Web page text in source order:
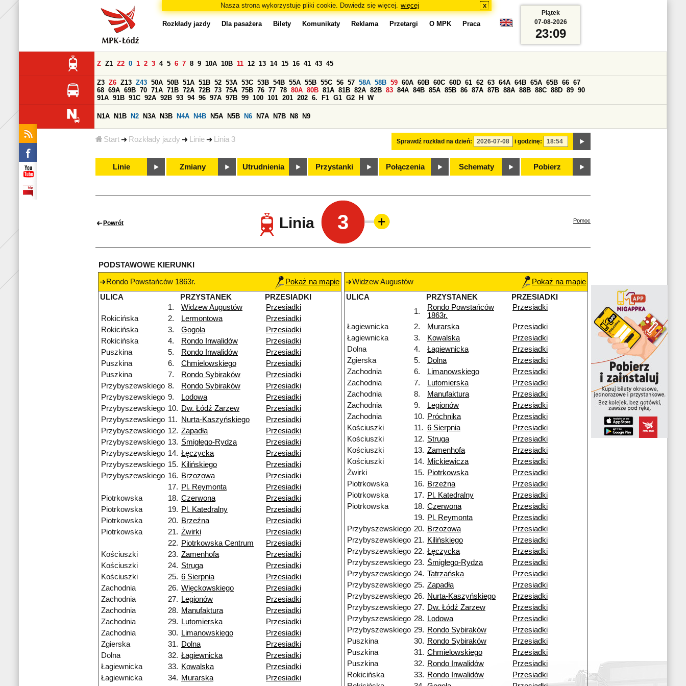
Nasza strona wykorzystuje pliki cookie. Dowiedz się więcej. więcej x
Start Rozkłady jazdy Linie Linia 3
Rozkłady jazdy Dla pasażera Bilety Komunikaty Reklama Przetargi O MPK Praca
Sprawdź rozkład na dzień: i godzinę:
Z Z1 Z2 0 1 2 3 4 5 6 7 8 9 10A 10B 11 12 13 14 15 16 41 43 45
Z3 Z6 Z13 Z43 50A 50B 51A 51B 52 53A 53C 53B 54B 55A 55B 55C 56 57 58A 58B 59 60A 60B 60C 60D 61 62 63 64A 64B 65A 65B 66 67
68 69A 69B 70 71A 71B 72A 72B 73 75A 75B 76 77 78 80A 80B 81A 81B 82A 82B 83 84A 84B 85A 85B 86 87A 87B 88A 88B 88C 88D 89 90
91A 91B 91C 92A 92B 93 94 96 97A 97B 99 100 101 201 202 6. F1 G1 G2 H W
N1A N1B N2 N3A N3B N4A N4B N5A N5B N6 N7A N7B N8 N9
Linie Zmiany Utrudnienia Przystanki Połączenia Schematy Pobierz
Piątek
07-08-2026
23:09
Powrót Linia 3 Pomoc
PODSTAWOWE KIERUNKI
Rondo Powstańców 1863r.
Pokaż na mapie
ULICA
PRZYSTANEK
PRZESIADKI
1.
Widzew Augustów
Przesiadki
Rokicińska
2. Lermontowa
Przesiadki
Rokicińska
3. Gogola
Przesiadki
Rokicińska
4. Rondo Inwalidów
Przesiadki
Puszkina
5. Rondo Inwalidów
Przesiadki
Puszkina
6. Chmielowskiego
Przesiadki
Puszkina
7. Rondo Sybiraków
Przesiadki
Przybyszewskiego 8. Rondo Sybiraków
Przesiadki
Przybyszewskiego 9. Lodowa
Przesiadki
Przybyszewskiego 10. Dw. Łódź Zarzew
Przesiadki
Przybyszewskiego 11. Nurta-Kaszyńskiego
Przesiadki
Przybyszewskiego 12. Zapadła
Przesiadki
Przybyszewskiego 13. Śmigłego-Rydza
Przesiadki
Przybyszewskiego 14. Łęczycka
Przesiadki
Przybyszewskiego 15. Kilińskiego
Przesiadki
Przybyszewskiego 16. Brzozowa
Przesiadki
17. Pl. Reymonta
Przesiadki
Piotrkowska
18. Czerwona
Przesiadki
Piotrkowska
19. Pl. Katedralny
Przesiadki
Piotrkowska
20. Brzeźna
Przesiadki
Piotrkowska
21. Żwirki
Przesiadki
22. Piotrkowska Centrum
Przesiadki
Kościuszki
23. Zamenhofa
Przesiadki
Kościuszki
24. Struga
Przesiadki
Kościuszki
25. 6 Sierpnia
Przesiadki
Zachodnia
26. Więckowskiego
Przesiadki
Zachodnia
27. Legionów
Przesiadki
Zachodnia
28. Manufaktura
Przesiadki
Zachodnia
29. Lutomierska
Przesiadki
Zachodnia
30. Limanowskiego
Przesiadki
Zgierska
31. Dolna
Przesiadki
Dolna
32. Łagiewnicka
Przesiadki
Łagiewnicka
33. Kowalska
Przesiadki
Łagiewnicka
34. Murarska
Przesiadki
Widzew Augustów
Pokaż na mapie
ULICA
PRZYSTANEK
PRZESIADKI
1.
Rondo Powstańców
1863r.
Przesiadki
Łagiewnicka 2. Murarska
Przesiadki
Łagiewnicka
3. Kowalska
Przesiadki
Dolna
4. Łagiewnicka
Przesiadki
Zgierska
5. Dolna
Przesiadki
Zachodnia
6. Limanowskiego
Przesiadki
Zachodnia
7. Lutomierska
Przesiadki
Zachodnia
8. Manufaktura
Przesiadki
Zachodnia
9. Legionów
Przesiadki
Zachodnia
10. Próchnika
Przesiadki
Kościuszki
11. 6 Sierpnia
Przesiadki
Kościuszki
12. Struga
Przesiadki
Kościuszki
13. Zamenhofa
Przesiadki
Kościuszki
14. Mickiewicza
Przesiadki
Żwirki
15. Piotrkowska
Przesiadki
Piotrkowska
16. Brzeźna
Przesiadki
Piotrkowska
17. Pl. Katedralny
Przesiadki
Piotrkowska
18. Czerwona
Przesiadki
19. Pl. Reymonta
Przesiadki
Przybyszewskiego 20. Brzozowa
Przesiadki
Przybyszewskiego 21. Kilińskiego
Przesiadki
Przybyszewskiego 22. Łęczycka
Przesiadki
Przybyszewskiego 23. Śmigłego-Rydza
Przesiadki
Przybyszewskiego 24. Tatrzańska
Przesiadki
Przybyszewskiego 25. Zapadła
Przesiadki
Przybyszewskiego 26. Nurta-Kaszyńskiego
Przesiadki
Przybyszewskiego 27. Dw. Łódź Zarzew
Przesiadki
Przybyszewskiego 28. Lodowa
Przesiadki
Przybyszewskiego 29. Rondo Sybiraków
Przesiadki
Puszkina
30. Rondo Sybiraków
Przesiadki
Puszkina
31. Chmielowskiego
Przesiadki
Puszkina
32. Rondo Inwalidów
Przesiadki
Rokicińska
33. Rondo Inwalidów
Przesiadki